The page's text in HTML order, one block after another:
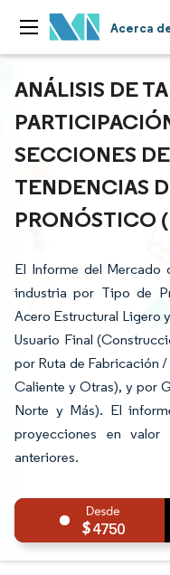
Acerca
ANÁLISIS DE
SECCIONES
TENDENCIAS
PRONÓSTICO
El Informe del Mercado
industria por Tipo de
Acero Estructural Ligero
Usuario Final
por Ruta de Fabricación
Caliente y Otras), y por
Norte y Más). El
proyecciones en valor
anteriores.
4750